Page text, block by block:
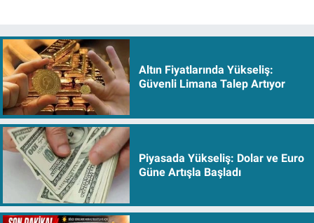
Altın Fiyatlarında Yükseliş:
Güvenli Limana Talep Artıyor
Piyasada Yükseliş: Dolar ve Euro
Güne Artışla Başladı